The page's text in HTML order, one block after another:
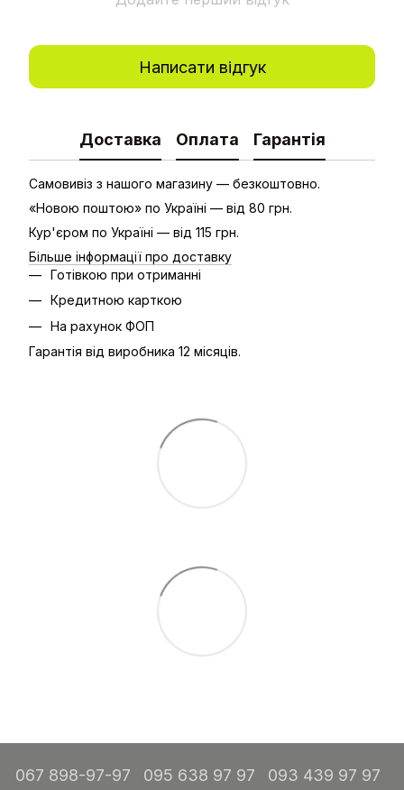
Написати відгук
Доставка Оплата Гарантія
Самовивіз з нашого магазину — безкоштовно.
«Новою поштою» по Україні — від 80 грн.
Кур'єром по Україні — від 115 грн.
Більше інформації про доставку
Готівкою при отриманні
Кредитною карткою
На рахунок ФОП
Гарантія від виробника 12 місяців.
067 898-97-97 095 638 97 97 093 439 97 97